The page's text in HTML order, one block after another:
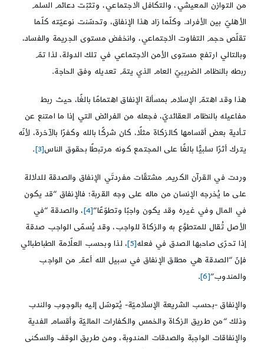
من التوازن المعيشي، والتكافل الاجتماعي، وتثبّت دعائم السلم
الأهليّ بين الأفراد. وكلّما زاد هذا الإنفاق، وتحسّنت نوعيّته كلّما
تقلّص حجم التفاوت الاجتماعي، وانخفض مستوى الجريمة والفساد،
وبالتالي ارتفع مستوى الأمن الاجتماعي في تلك الدولة، لذا تمّ
ربطه بالنظام الضريبيّ العام الذي يتمّ تعديله وفق الحاجة.
هذا وقد اهتمّ الإسلام بمسألة الإنفاق اهتمامًا بالغًا، حيث ربط
مفاعيله بالنظام العقائديّ، فجعله من الفرائض التي إذا ما امتنع عن
تـأدية بعض أقسامها كالزكاة مثلًا، كان شركًا بالله وكفرًا بالآخرة، لأنّه
يترك أثرًا سلبيًّا بالغًا على المجتمع كونه مرتبطًا بحقوق الناس[3]
.
وردت في القرآن الكريم مشتقّات مفردتَي الإنفاق والصدقة للدلالة
على ما يُخرجه الإنسان من ماله على وجه القربة؛ فالإنفاق “قد يكون
في المال وفي غيره وقد يكون واجبًا وتطوّعًا”[4]
، والصدقة “في
الأصل تُقال للمتطوَّع به والزكاة للواجب، وقد يُسمّى الواجب صدقة
إذا تحرّى صاحبها الصدق في فعله[5]
، لذا وبحسب العلّامة الطباطبائي
فإنّ “الصدقة هي مطلق الإنفاق في سبيل الله أعمّ من الواجب
والمندوب”[6]
.
والإنفاق -بحسب الشريعة الإسلاميّة- يُتوسّل إليه بالوجوب والندب
وذلك “من طريق الزكاة والخمس والكفارات الماليّة وأقسام الفدية
والإنفاقات الواجبة والصدقات المندوبة، ومن طريق الوقف والسكنى